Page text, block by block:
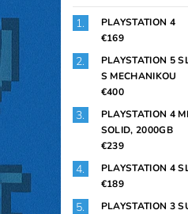
PLAYSTATION 4
€169
PLAYSTATION 5
S MECHANIKOU
€400
PLAYSTATION 4
SOLID, 2000GB
€239
PLAYSTATION 4
€189
PLAYSTATION 3